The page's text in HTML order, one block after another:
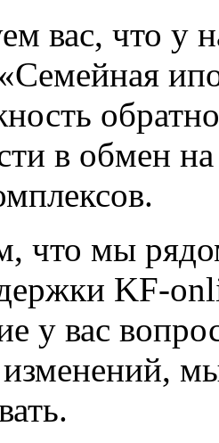
вас, что у
в обмен
что мы
KF-
у вас